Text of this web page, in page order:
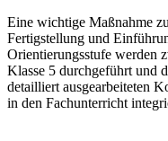
Eine wichtige Maßnahme
Fertigstellung und
Orientierungsstufe werden
Klasse 5 durchgeführt und
detailliert ausgearbeiteten
in den Fachunterricht